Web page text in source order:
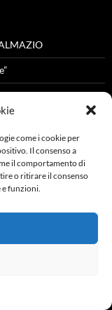
come i cookie per
Il consenso a
il comportamento di
o ritirare il consenso
e funzioni.